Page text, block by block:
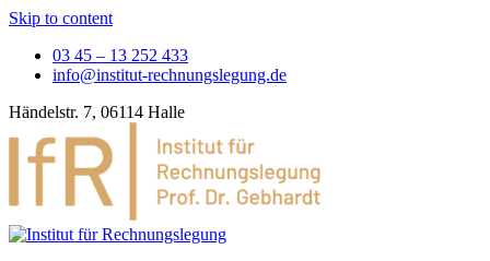
Skip to content
03 45 – 13 252 433
info@institut-rechnungslegung.de
Händelstr. 7, 06114 Halle